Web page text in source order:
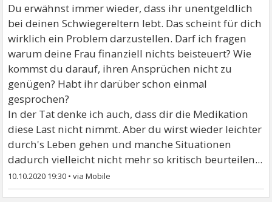
Du erwähnst immer wieder, dass ihr unentgeldlich
bei deinen Schwiegereltern lebt. Das scheint für dich
wirklich ein Problem darzustellen. Darf ich fragen
warum deine Frau finanziell nichts beisteuert? Wie
kommst du darauf, ihren Ansprüchen nicht zu
genügen? Habt ihr darüber schon einmal
gesprochen?
In der Tat denke ich auch, dass dir die Medikation
diese Last nicht nimmt. Aber du wirst wieder leichter
durch's Leben gehen und manche Situationen
dadurch vielleicht nicht mehr so kritisch beurteilen...
10.10.2020 19:30 •